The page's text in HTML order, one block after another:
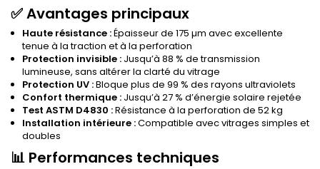
✅ Avantages principaux
Haute résistance :Épaisseur de 175 µm avec excellente
tenue à la traction et à la perforation
Protection invisible : Jusqu’à 88 % de transmission
lumineuse, sans altérer la clarté du vitrage
Protection UV :Bloque plus de 99 % des rayons ultraviolets
Confort thermique : Jusqu’à 27 % d’énergie solaire rejetée
Test ASTM D4830 :Résistance à la perforation de 52 kg
Installation intérieure :Compatible avec vitrages simples et
doubles
📊 Performances techniques